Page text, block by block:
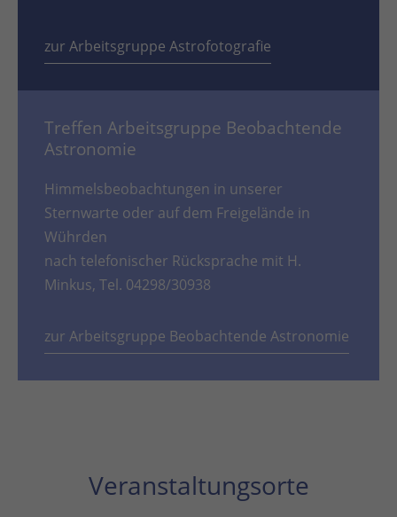
zur Arbeitsgruppe Astrofotografie
Treffen Arbeitsgruppe Beobachtende
Astronomie
Himmelsbeobachtungen in unserer
Sternwarte oder auf dem Freigelände in
Wührden
nach telefonischer Rücksprache mit H.
Minkus, Tel. 04298/30938
zur Arbeitsgruppe Beobachtende Astronomie
Veranstaltungsorte